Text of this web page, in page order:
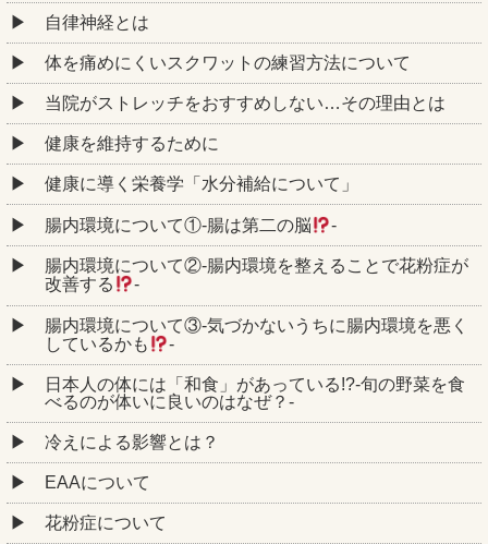
自律神経とは
体を痛めにくいスクワットの練習方法について
当院がストレッチをおすすめしない…その理由とは
健康を維持するために
健康に導く栄養学「水分補給について」
腸内環境について①‐腸は第二の脳 ‐
腸内環境について②‐腸内環境を整えることで花粉症が
改善する
‐
腸内環境について③‐気づかないうちに腸内環境を悪く
しているかも
‐
日本人の体には「和食」があっている!?-旬の野菜を食
べるのが体いに良いのはなぜ？-
冷えによる影響とは？
EAAについて
花粉症について